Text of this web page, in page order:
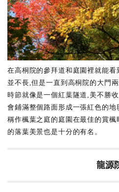
在高桐院的參拜道和庭園裡就能
並不長,但是一直到高桐院的大門
時節就像是一個紅葉隧道,美不勝
會鋪滿整個路面形成一張紅色的
稱作楓葉之庭的庭園在最佳的賞
的落葉美景也是十分的有名。
龍源